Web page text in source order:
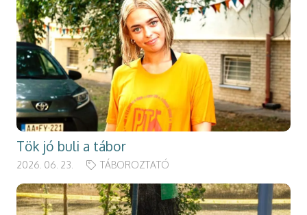
Tök jó buli a tábor
2026. 06. 23. TÁBOROZTATÓ